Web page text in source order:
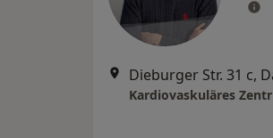
Dieburger Str. 31 c,
Kardiovaskuläres